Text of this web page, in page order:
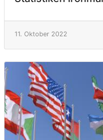
11. Oktober 2022